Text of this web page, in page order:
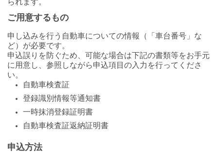
られます。
ご用意するもの
申し込みを行う自動車についての情報（「車台番号」な
ど）が必要です。
申込誤りを防ぐため、可能な場合は下記の書類等をお手元
に用意し、参照しながら申込項目の入力を行ってくださ
い。
自動車検査証
登録識別情報等通知書
一時抹消登録証明書
自動車検査証返納証明書
申込方法